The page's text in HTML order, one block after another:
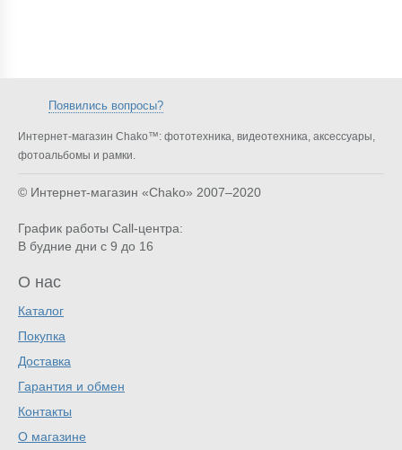
Появились вопросы?
Интернет-магазин Chako™: фототехника, видеотехника, аксессуары,
фотоальбомы и рамки.
© Интернет-магазин «Chako» 2007–2020
График работы Call-центра:
В будние дни с 9 до 16
О нас
Каталог
Покупка
Доставка
Гарантия и обмен
Контакты
О магазине